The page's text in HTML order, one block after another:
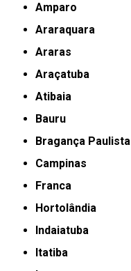
Amparo
Araraquara
Araras
Araçatuba
Atibaia
Bauru
Bragança Paulista
Campinas
Franca
Hortolândia
Indaiatuba
Itatiba